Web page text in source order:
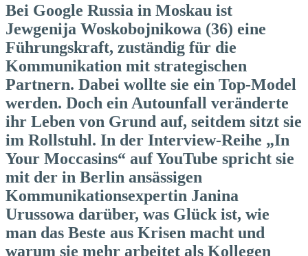
Bei Google Russia in Moskau ist
Jewgenija Woskobojnikowa (36) eine
Führungskraft, zuständig für die
Kommunikation mit strate­gischen
Partnern. Dabei wollte sie ein Top-Model
werden. Doch ein Autounfall veränderte
ihr Leben von Grund auf, seitdem sitzt sie
im Rollstuhl. In der Interview-Reihe „In
Your Moccasins“ auf YouTube spricht sie
mit der in Berlin ansässigen
Kommunikationsexpertin Janina
Urussowa darüber, was Glück ist, wie
man das Beste aus Krisen macht und
warum sie mehr arbeitet als Kollegen